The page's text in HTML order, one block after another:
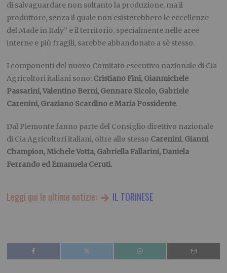
di salvaguardare non soltanto la produzione, ma il
produttore, senza il quale non esisterebbero le eccellenze
del Made in Italy” e il territorio, specialmente nelle aree
interne e più fragili, sarebbe abbandonato a sè stesso.
I componenti del nuovo Comitato esecutivo nazionale di Cia
Agricoltori italiani sono: Cristiano Fini, Gianmichele
Passarini, Valentino Berni, Gennaro Sicolo, Gabriele
Carenini, Graziano Scardino e Maria Possidente.
Dal Piemonte fanno parte del Consiglio direttivo nazionale
di Cia Agricoltori italiani, oltre allo stesso Carenini, Gianni
Champion, Michele Votta, Gabriella Fallarini, Daniela
Ferrando ed Emanuela Ceruti.
Leggi qui le ultime notizie: IL TORINESE